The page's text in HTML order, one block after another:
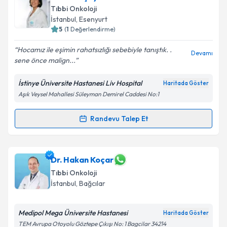
talebi oluşturun. Size bu uzmandan randevu almanız
için bir takvim hazırlandığında e-posta ile
bilgilendireceğiz.
E-posta Adresiniz
Kişisel verilerimin işlenmesine ilişkin
Metni'ni okudum ve kişisel verilerimin belirtilen
kapsamda işlenmesini kabul ediyorum.
Tıbbi Onkoloji
İstanbul, Esenyurt
5 (1 Değerlendirme)
Hocamız ile eşimin rahatsızlığı sebebiyle tanıştık. .
sene önce malign...
Devamı
İstinye Üniversite Hastanesi Liv Hospital Haritada Göster
Aşık Veysel Mahallesi Süleyman Demirel Caddesi No:1
Randevu Talep Et
Randevu Takvimi Talebi
Prof. Dr. Şeyda Gündüziçin randevu takvimi talebi
oluşturun. Size bu uzmandan randevu almanız için bir
takvim hazırlandığında e-posta ile bilgilendireceğiz.
Dr. Hakan Koçar
Tıbbi Onkoloji
İstanbul, Bağcılar
Medipol Mega Üniversite Hastanesi Haritada Göster
TEM Avrupa Otoyolu Göztepe Çıkışı No: 1 Bagcilar 34214